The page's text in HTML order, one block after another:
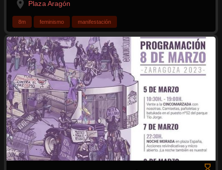
Plaza Aragón
8m feminismo manifestación